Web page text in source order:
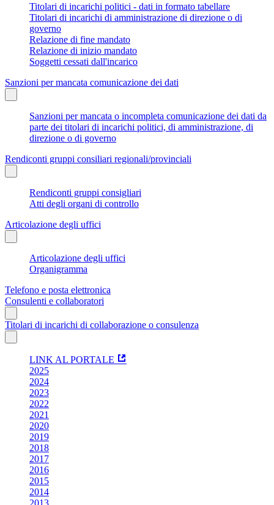
Titolari di incarichi politici - dati in formato tabellare
Titolari di incarichi di amministrazione di direzione o di
governo
Relazione di fine mandato
Relazione di inizio mandato
Soggetti cessati dall'incarico
Sanzioni per mancata comunicazione dei dati
Sanzioni per mancata o incompleta comunicazione dei dati da
parte dei titolari di incarichi politici, di amministrazione, di
direzione o di governo
Rendiconti gruppi consiliari regionali/provinciali
Rendiconti gruppi consigliari
Atti degli organi di controllo
Articolazione degli uffici
Articolazione degli uffici
Organigramma
Telefono e posta elettronica
Consulenti e collaboratori
Titolari di incarichi di collaborazione o consulenza
LINK AL PORTALE
2025
2024
2023
2022
2021
2020
2019
2018
2017
2016
2015
2014
2013